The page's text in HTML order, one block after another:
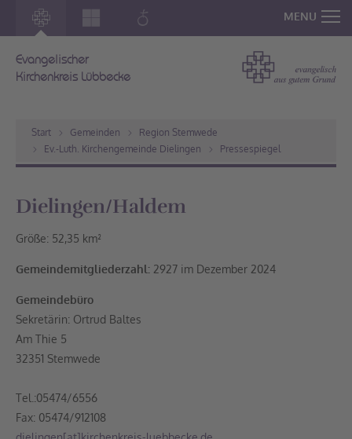
MENU
Evangelischer
Kirchenkreis Lübbecke
Start Gemeinden
Region Stemwede
Ev.-Luth. Kirchengemeinde Dielingen
Pressespiegel
Dielingen/Haldem
Größe: 52,35 km²
Gemeindemitgliederzahl: 2927 im Dezember 2024
Gemeindebüro
Sekretärin: Ortrud Baltes
Am Thie 5
32351 Stemwede
Tel.:05474/6556
Fax: 05474/912108